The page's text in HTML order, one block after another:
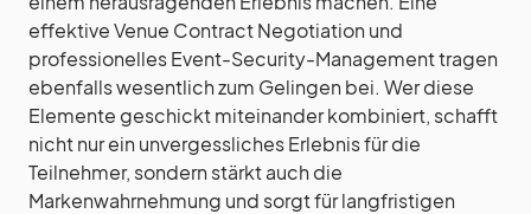
effektive Venue Contract Negotiation und
professionelles Event-Security-Management tragen
ebenfalls wesentlich zum Gelingen bei. Wer diese
Elemente geschickt miteinander kombiniert, schafft
nicht nur ein unvergessliches Erlebnis für die
Teilnehmer, sondern stärkt auch die
Markenwahrnehmung und sorgt für langfristigen